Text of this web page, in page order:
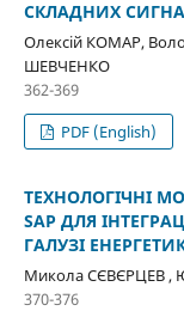
СКЛАДНИХ
Олексій КОМАР,
ШЕВЧЕНКО
362-369
PDF (English)
ТЕХНОЛОГІЧНІ
SAP ДЛЯ
ГАЛУЗІ
Микола СЄВЄРЦЕВ ,
370-376